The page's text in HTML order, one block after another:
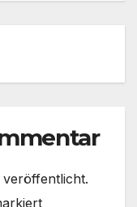
veröffentlicht.